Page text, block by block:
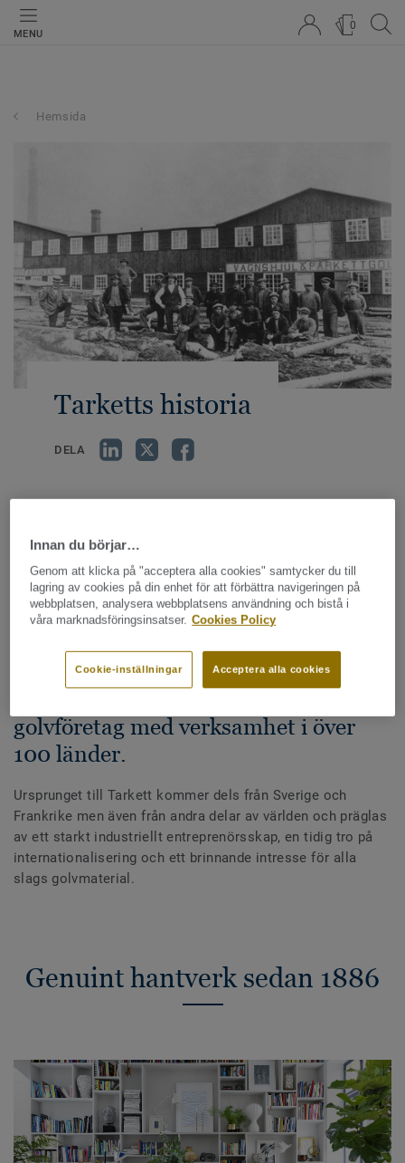
MENU
0
Hemsida
Tarketts historia
DELA
Vår historia
golvföretag med verksamhet i över
100 länder.
Ursprunget till Tarkett kommer dels från Sverige och
Frankrike men även från andra delar av världen och präglas
av ett starkt industriellt entreprenörsskap, en tidig tro på
internationalisering och ett brinnande intresse för alla
slags golvmaterial.
Genuint hantverk sedan 1886
Innan du börjar…
Genom att klicka på "acceptera alla cookies" samtycker du till
lagring av cookies på din enhet för att förbättra navigeringen på
webbplatsen, analysera webbplatsens användning och bistå i
våra marknadsföringsinsatser. Cookies Policy
Acceptera alla cookies
Cookie-inställningar